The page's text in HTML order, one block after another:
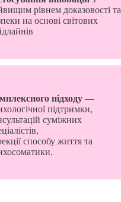
рівнем доказовості та
на основі світових
підходу—
підтримки,
суміжних
способу життя та